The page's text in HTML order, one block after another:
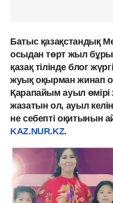
Батыс қазақстандық
осыдан төрт жыл
қазақ тілінде блог
жуық оқырман жинап
Қарапайым ауыл өмірі
жазатын ол, ауыл
не себепті оқитынын
KAZ.NUR.KZ.